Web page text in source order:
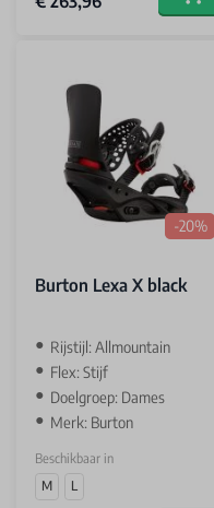
-20%
Burton Lexa X black
Rijstijl: Allmountain
Flex: Stijf
Doelgroep: Dames
Merk: Burton
Beschikbaar in
M
L